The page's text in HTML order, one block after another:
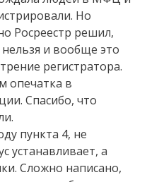
Но
Росреестр решил,
нельзя и вообще это
регистратора.
опечатка в
Спасибо, что
пункта 4, не
устанавливает, а
Сложно написано,